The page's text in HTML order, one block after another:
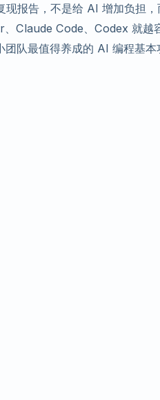
现报告，不是给 AI 增加负担
Claude Code、Codex 就越
团队最值得养成的 AI 编程基本